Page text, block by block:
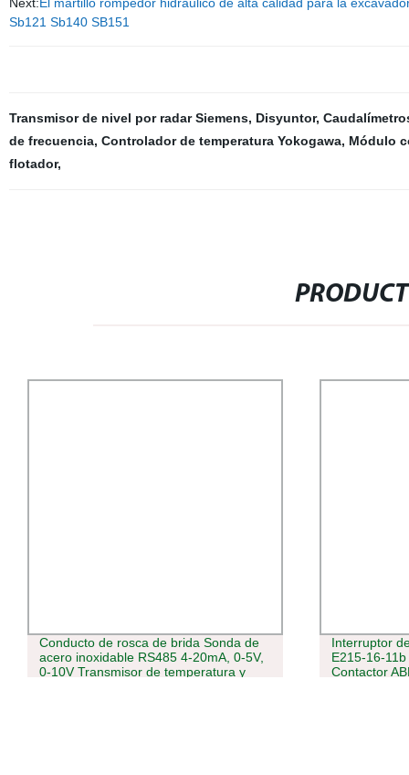
Sb121 Sb140 SB151
Transmisor de nivel por radar Siemens, Disyuntor,
de frecuencia, Controlador de temperatura Yokogawa, Módulo
flotador,
Conducto de rosca de brida Sonda de
acero inoxidable RS485 4-20mA, 0-5V,
0-10V Transmisor de temperatura y
Interruptor
E215-16-
Contactor